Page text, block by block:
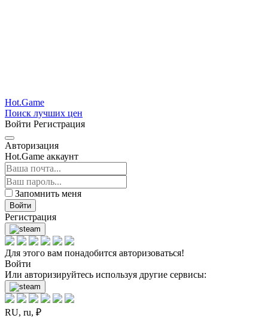
Hot.Game
Поиск лучших цен
Войти Регистрация
Авторизация
Hot.Game аккаунт
Запомнить меня
Войти
Регистрация
Для этого вам понадобится авторизоваться!
Войти
Или авторизируйтесь используя другие сервисы:
RU, ru, ₽